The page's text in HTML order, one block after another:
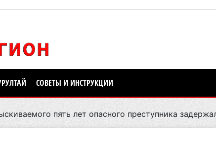
СОВЕТЫ И ИНСТРУКЦИИ
пять лет опасного преступника